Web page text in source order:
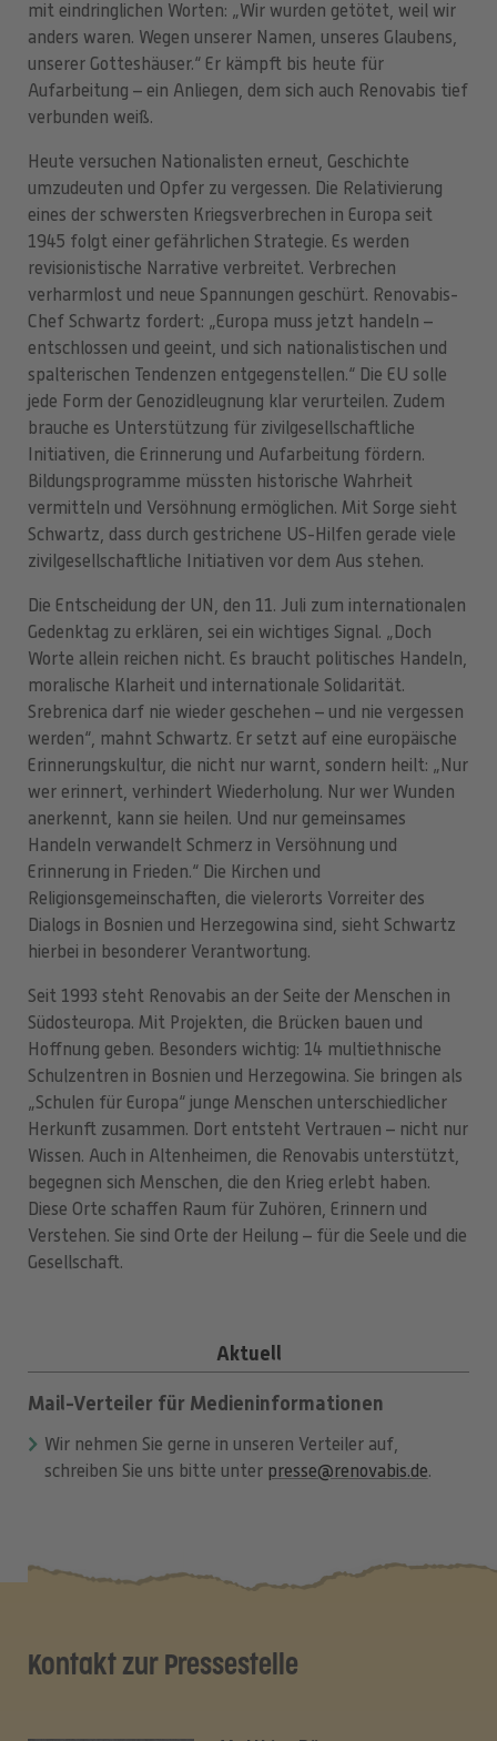
mit eindringlichen Worten: „Wir wurden getötet, weil wir
anders waren. Wegen unserer Namen, unseres Glaubens,
unserer Gotteshäuser.“ Er kämpft bis heute für
Aufarbeitung – ein Anliegen, dem sich auch Renovabis tief
verbunden weiß.
Heute versuchen Nationalisten erneut, Geschichte
umzudeuten und Opfer zu vergessen. Die Relativierung
eines der schwersten Kriegsverbrechen in Europa seit
1945 folgt einer gefährlichen Strategie. Es werden
revisionistische Narrative verbreitet. Verbrechen
verharmlost und neue Spannungen geschürt. Renovabis-
Chef Schwartz fordert: „Europa muss jetzt handeln –
entschlossen und geeint, und sich nationalistischen und
spalterischen Tendenzen entgegenstellen.“ Die EU solle
jede Form der Genozidleugnung klar verurteilen. Zudem
brauche es Unterstützung für zivilgesellschaftliche
Initiativen, die Erinnerung und Aufarbeitung fördern.
Bildungsprogramme müssten historische Wahrheit
vermitteln und Versöhnung ermöglichen. Mit Sorge sieht
Schwartz, dass durch gestrichene US-Hilfen gerade viele
zivilgesellschaftliche Initiativen vor dem Aus stehen.
Die Entscheidung der UN, den 11. Juli zum internationalen
Gedenktag zu erklären, sei ein wichtiges Signal. „Doch
Worte allein reichen nicht. Es braucht politisches Handeln,
moralische Klarheit und internationale Solidarität.
Srebrenica darf nie wieder geschehen – und nie vergessen
werden“, mahnt Schwartz. Er setzt auf eine europäische
Erinnerungskultur, die nicht nur warnt, sondern heilt: „Nur
wer erinnert, verhindert Wiederholung. Nur wer Wunden
anerkennt, kann sie heilen. Und nur gemeinsames
Handeln verwandelt Schmerz in Versöhnung und
Erinnerung in Frieden.“ Die Kirchen und
Religionsgemeinschaften, die vielerorts Vorreiter des
Dialogs in Bosnien und Herzegowina sind, sieht Schwartz
hierbei in besonderer Verantwortung.
Seit 1993 steht Renovabis an der Seite der Menschen in
Südosteuropa. Mit Projekten, die Brücken bauen und
Hoffnung geben. Besonders wichtig: 14 multiethnische
Schulzentren in Bosnien und Herzegowina. Sie bringen als
„Schulen für Europa“ junge Menschen unterschiedlicher
Herkunft zusammen. Dort entsteht Vertrauen – nicht nur
Wissen. Auch in Altenheimen, die Renovabis unterstützt,
begegnen sich Menschen, die den Krieg erlebt haben.
Diese Orte schaffen Raum für Zuhören, Erinnern und
Verstehen. Sie sind Orte der Heilung – für die Seele und die
Gesellschaft.
Aktuell
Mail-Verteiler für Medieninformationen
Wir nehmen Sie gerne in unseren Verteiler auf,
schreiben Sie uns bitte unter presse@renovabis.de.
Kontakt zur Pressestelle